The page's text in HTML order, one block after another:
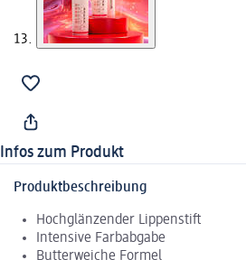
Infos zum Produkt
Produktbeschreibung
Hochglänzender Lippenstift
Intensive Farbabgabe
Butterweiche Formel